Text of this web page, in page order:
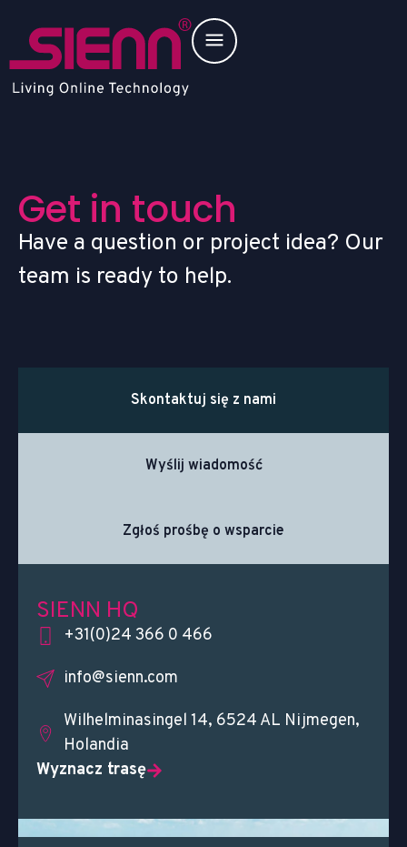
Get in touch
Have a question or project idea? Our
team is ready to help.
Skontaktuj się z nami
Wyślij wiadomość
Zgłoś prośbę o wsparcie
SIENN HQ
+31(0)24 366 0 466
info@sienn.com
Wilhelminasingel 14, 6524 AL Nijmegen,
Holandia
Wyznacz trasę